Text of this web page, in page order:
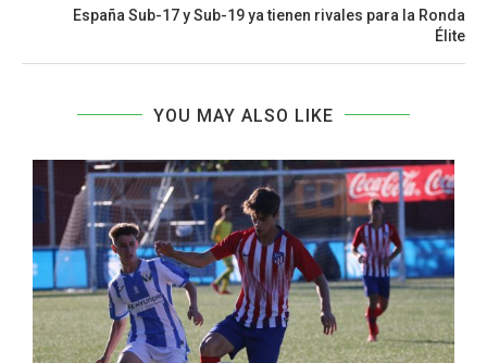
España Sub-17 y Sub-19 ya tienen rivales para la Ronda
Élite
YOU MAY ALSO LIKE